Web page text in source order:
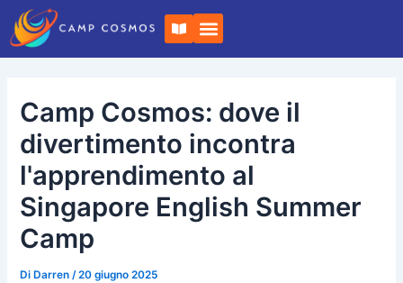
contenuto
L
i
b
r
p
e
r
t
Camp Cosmos: dove il
divertimento incontra
l'apprendimento al
Singapore English Summer
Camp
Di Darren/20 giugno 2025
Post
di
navigazione